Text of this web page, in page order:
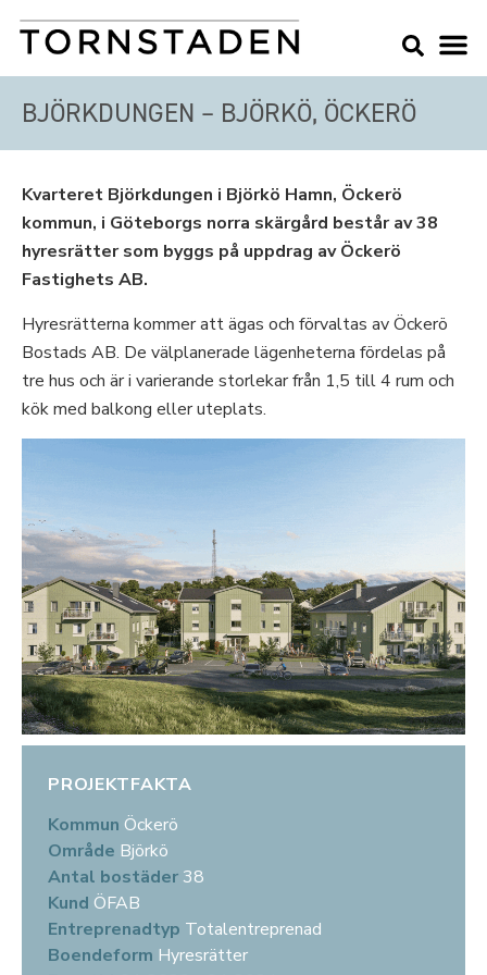
BJÖRKDUNGEN – BJÖRKÖ, ÖCKERÖ
Kvarteret Björkdungen i Björkö Hamn, Öckerö
kommun, i Göteborgs norra skärgård består av 38
hyresrätter som byggs på uppdrag av Öckerö
Fastighets AB.
Hyresrätterna kommer att ägas och förvaltas av Öckerö
Bostads AB. De välplanerade lägenheterna fördelas på
tre hus och är i varierande storlekar från 1,5 till 4 rum och
kök med balkong eller uteplats.
PROJEKTFAKTA
Kommun Öckerö
Område Björkö
Antal bostäder 38
Kund ÖFAB
Entreprenadtyp Totalentreprenad
Boendeform Hyresrätter